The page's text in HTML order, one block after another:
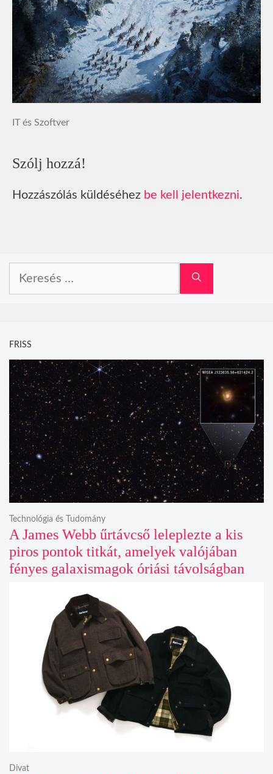
IT és Szoftver
Szólj hozzá!
Hozzászólás küldéséhez be kell jelentkezni.
FRISS
A James Webb űrtávcső leleplezte a kis
piros pontok titkát, amelyek valójában
fényes galaxismagok óriási távolságban
Technológia és Tudomány
Divat